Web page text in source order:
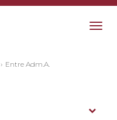
Entre Adm.A.